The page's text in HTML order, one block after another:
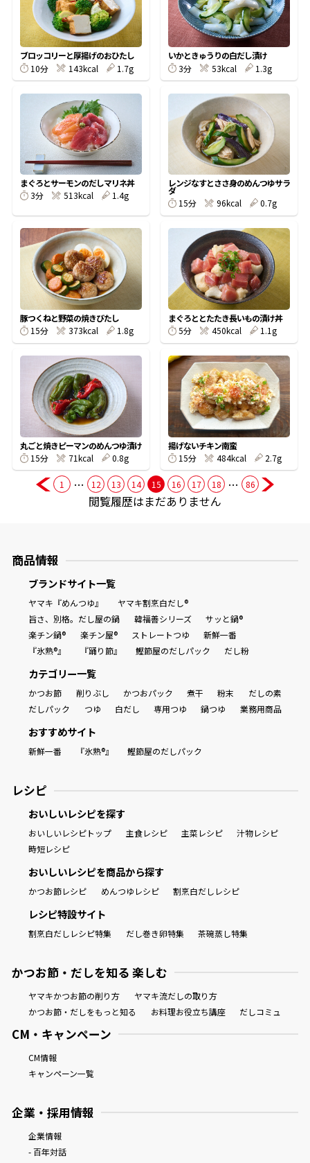
『踊り節』
鰹節屋の
だしパック
だし粉
商品情報一覧
おすすめサイト
新鮮一番
氷熟®︎
だしパック
ブロッコリーと厚揚げのおひたし
10分
143kcal 1.7g
いかときゅうりの白だし漬け
3分
53kcal 1.3g
まぐろとサーモンのだしマリネ丼
3分
513kcal 1.4g
レンジなすとささ身のめんつゆサラ
ダ
15分
96kcal 0.7g
豚つくねと野菜の焼きびたし
15分
373kcal 1.8g
まぐろととたたき長いもの漬け丼
5分
450kcal 1.1g
丸ごと焼きピーマンのめんつゆ漬け
15分
71kcal 0.8g
揚げないチキン南蛮
15分
484kcal 2.7g
1 … 12 13 14 15 16 17 18 … 86
閲覧履歴はまだありません
商品情報
ブランドサイト一覧
ヤマキ『めんつゆ』
ヤマキ割烹白だし®
旨さ、別格。だし屋の鍋
韓福善シリーズ
サッと鍋®
楽チン鍋®
楽チン屋® ストレートつゆ
新鮮一番
『氷熟®』
『踊り節』 鰹節屋のだしパック だし粉
カテゴリー一覧
かつお節 削りぶし かつおパック 煮干 粉末
だしの素
だしパック
つゆ 白だし 専用つゆ 鍋つゆ 業務用商品
おすすめサイト
新鮮一番 『氷熟®』 鰹節屋のだしパック
レシピ
おいしいレシピを探す
おいしいレシピトップ 主食レシピ 主菜レシピ
汁物レシピ
時短レシピ
おいしいレシピを商品から探す
かつお節レシピ めんつゆレシピ 割烹白だしレシピ
レシピ特設サイト
割烹白だしレシピ特集 だし巻き卵特集 茶碗蒸し特集
かつお節・だしを知る 楽しむ
ヤマキかつお節の削り方
ヤマキ流だしの取り方
かつお節・だしをもっと知る
お料理お役立ち講座 だしコミュ
CM・キャンペーン
CM情報
キャンペーン一覧
企業・採用情報
企業情報
- 百年対話